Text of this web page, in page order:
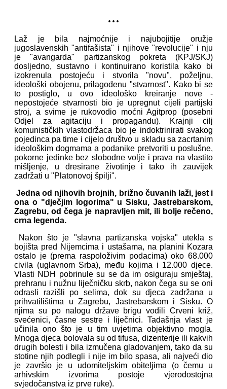
...
Laž je bila najmoćnije i najubojitije oružje
jugoslavenskih "antifašista" i njihove "revolucije" i nju
je "avangarda" partizanskog pokreta (KPJ/SKJ)
dosljedno, sustavno i kontinuirano koristila kako bi
izokrenula postojeću i stvorila "novu", poželjnu,
ideološki obojenu, prilagođenu "stvarnost". Kako bi se
to postiglo, u ovo ideološko kreiranje nove -
nepostojeće stvarnosti bio je upregnut cijeli partijski
stroj, a svime je rukovodio moćni Agitprop (posebni
Odjel za agitaciju i propagandu). Krajnji cilj
komunističkih vlastodržaca bio je indoktrinirati svakog
pojedinca pa time i cijelo društvo u skladu sa zacrtanim
ideološkim dogmama a podanike pretvoriti u poslušne,
pokorne jedinke bez slobodne volje i prava na vlastito
mišljenje, u dresirane životinje i tako ih zauvijek
zadržati u "Platonovoj špilji".
Jedna od njihovih brojnih, brižno čuvanih laži, jest i
ona o "dječjim logorima" u Sisku, Jastrebarskom,
Zagrebu, od čega je napravljen mit, ili bolje rečeno,
crna legenda.
Nakon što je "slavna partizanska vojska" utekla s
bojišta pred Nijemcima i ustašama, na planini Kozara
ostalo je (prema raspoloživim podacima) oko 68.000
civila (uglavnom Srba), među kojima i 12.000 djece.
Vlasti NDH pobrinule su se da im osiguraju smještaj,
prehranu i nužnu liječničku skrb, nakon čega su se oni
odrasli razišli po selima, dok su djeca zadržana u
prihvatilištima u Zagrebu, Jastrebarskom i Sisku. O
njima su po nalogu države brigu vodili Crveni križ,
svećenici, časne sestre i liječnici. Tadašnja vlast je
učinila ono što je u tim uvjetima objektivno mogla.
Mnoga djeca bolovala su od tifusa, dizenterije ili kakvih
drugih bolesti i bila izmučena gladovanjem, tako da su
stotine njih podlegli i nije im bilo spasa, ali najveći dio
je završio je u udomiteljskim obiteljima (o čemu u
arhivskim izvorima postoje vjerodostojna
svjedočanstva iz prve ruke).